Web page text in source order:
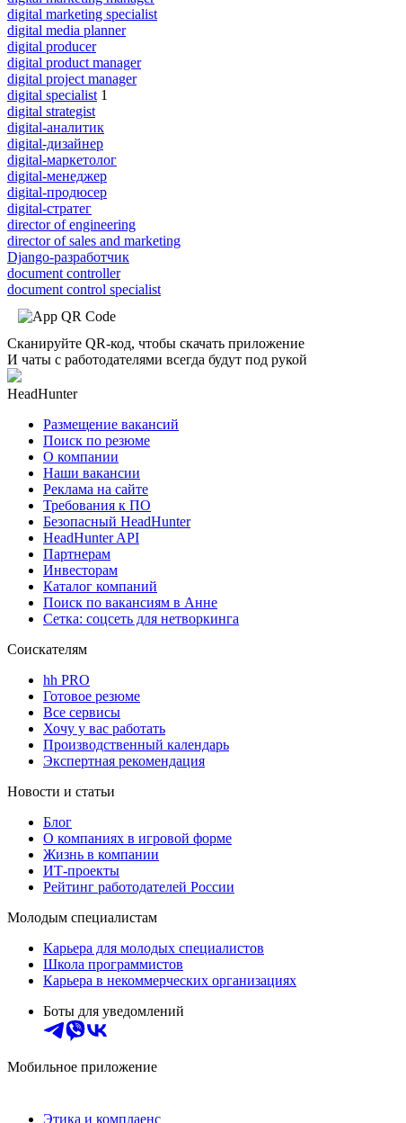
digital marketing specialist
digital media planner
digital producer
digital product manager
digital project manager
digital specialist 1
digital strategist
digital-аналитик
digital-дизайнер
digital-маркетолог
digital-менеджер
digital-продюсер
digital-стратег
director of engineering
director of sales and marketing
Django-разработчик
document controller
document control specialist
Сканируйте QR-код, чтобы скачать приложение
И чаты с работодателями всегда будут под рукой
HeadHunter
Размещение вакансий
Поиск по резюме
О компании
Наши вакансии
Реклама на сайте
Требования к ПО
Безопасный HeadHunter
HeadHunter API
Партнерам
Инвесторам
Каталог компаний
Поиск по вакансиям в Анне
Сетка: соцсеть для нетворкинга
Соискателям
hh PRO
Готовое резюме
Все сервисы
Хочу у вас работать
Производственный календарь
Экспертная рекомендация
Новости и статьи
Блог
О компаниях в игровой форме
Жизнь в компании
ИТ-проекты
Рейтинг работодателей России
Молодым специалистам
Карьера для молодых специалистов
Школа программистов
Карьера в некоммерческих организациях
Боты для уведомлений
Мобильное приложение
Этика и комплаенс